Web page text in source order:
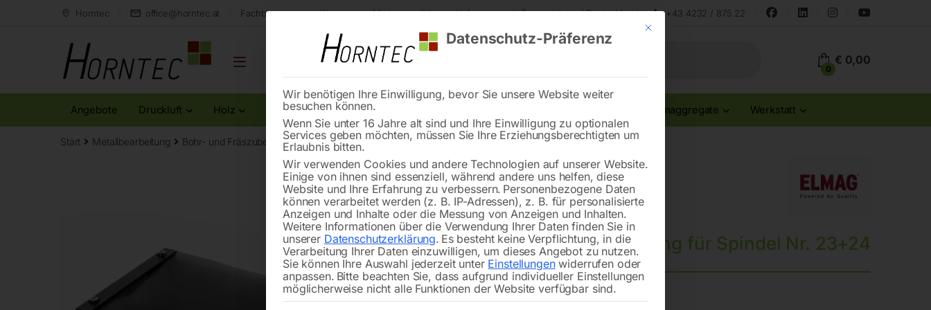
Horntec office@horntec.at Fachberatung aus Kärnten Markenqualität Lieferung nach Österreich und Deutschland +43 4232 / 875 22
0
€ 0,00
Angebote Druckluft Holz Metall Reinigung Stromaggregate Werkstatt
Start Metallbearbeitung Bohr- und Fräszubehör Schutzabdeckung für Spindel Nr. 23+24
🔍
Schutzabdeckung für Spindel Nr. 23+24
zu MFB 16/20
Mit diesem Button wird der Dialog geschlossen. Seine Funktionalität ist
Datenschutz-Präferenz
Wir benötigen Ihre Einwilligung, bevor Sie unsere Website weiter
besuchen können.
Wenn Sie unter 16 Jahre alt sind und Ihre Einwilligung zu optionalen
Services geben möchten, müssen Sie Ihre Erziehungsberechtigten um
Erlaubnis bitten.
Wir verwenden Cookies und andere Technologien auf unserer Website.
Einige von ihnen sind essenziell, während andere uns helfen, diese
Website und Ihre Erfahrung zu verbessern. Personenbezogene Daten
können verarbeitet werden (z. B. IP-Adressen), z. B. für personalisierte
Anzeigen und Inhalte oder die Messung von Anzeigen und Inhalten.
Weitere Informationen über die Verwendung Ihrer Daten finden Sie in
unserer Datenschutzerklärung. Es besteht keine Verpflichtung, in die
Verarbeitung Ihrer Daten einzuwilligen, um dieses Angebot zu nutzen.
Sie können Ihre Auswahl jederzeit unter Einstellungenwiderrufen oder
anpassen. Bitte beachten Sie, dass aufgrund individueller Einstellungen
möglicherweise nicht alle Funktionen der Website verfügbar sind.